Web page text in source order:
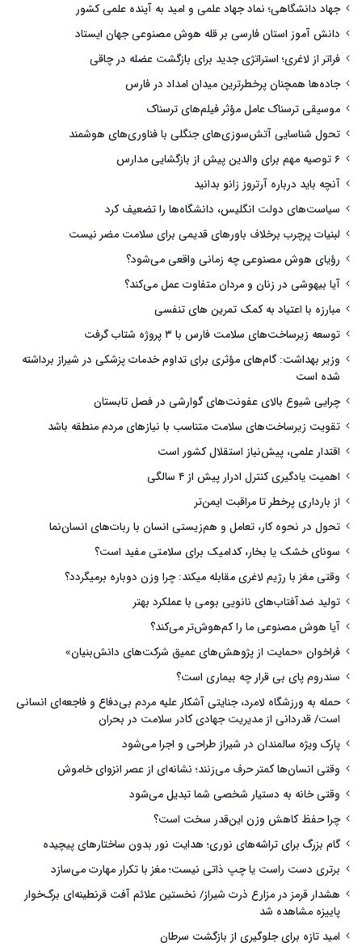
جهاد دانشگاهی؛ نماد جهاد علمی و امید به آینده علمی کشور
دانش آموز استان فارسی بر قله هوش مصنوعی جهان ایستاد
فراتر از لاغری؛ استراتژی جدید برای بازگشت عضله در چاقی
جاده‌ها همچنان پرخطرترین میدان امداد در فارس
موسیقی ترسناک عامل مؤثر فیلم‌های ترسناک
تحول شناسایی آتش‌سوزی‌های جنگلی با فناوری‌های هوشمند
۶ توصیه مهم برای والدین پیش از بازگشایی مدارس
آنچه باید درباره آرتروز زانو بدانید
سیاست‌های دولت انگلیس، دانشگاه‌ها را تضعیف کرد
لبنیات پرچرب برخلاف باورهای قدیمی برای سلامت مضر نیست
رؤیای هوش مصنوعی چه زمانی واقعی می‌شود؟
آیا بیهوشی در زنان و مردان متفاوت عمل می‌کند؟
مبارزه با اعتیاد به کمک تمرین های تنفسی
توسعه زیرساخت‌های سلامت فارس با ۳ پروژه شتاب گرفت
وزیر بهداشت: گام‌های مؤثری برای تداوم خدمات پزشکی در شیراز برداشته
شده است
چرایی شیوع بالای عفونت‌های گوارشی در فصل تابستان
تقویت زیرساخت‌های سلامت متناسب با نیازهای مردم منطقه باشد
اقتدار علمی، پیش‌نیاز استقلال کشور است
اهمیت یادگیری کنترل ادرار پیش از ۴ سالگی
از بارداری پرخطر تا مراقبت ایمن‌تر
تحول در نحوه کار، تعامل و هم‌زیستی انسان با ربات‌های انسان‌نما
سونای خشک یا بخار، کدامیک برای سلامتی مفید است؟
وقتی مغز با رژیم لاغری مقابله میکند: چرا وزن دوباره برمیگردد؟
تولید ضدآفتاب‌های نانویی بومی با عملکرد بهتر
آیا هوش مصنوعی ما را کم‌هوش‌تر می‌کند؟
فراخوان «حمایت از پژوهش‌های عمیق شرکت‌های دانش‌بنیان»
سندروم پای بی قرار چه بیماری است؟
حمله به ورزشگاه لامرد، جنایتی آشکار علیه مردم بی‌دفاع و فاجعه‌ای انسانی
است/ قدردانی از مدیریت جهادی کادر سلامت در بحران
پارک ویژه سالمندان در شیراز طراحی و اجرا می‌شود
وقتی انسان‌ها کمتر حرف می‌زنند؛ نشانه‌ای از عصر انزوای خاموش
وقتی خانه به دستیار شخصی شما تبدیل می‌شود
چرا حفظ کاهش وزن این‌قدر سخت است؟
گام بزرگ برای تراشه‌های نوری؛ هدایت نور بدون ساختارهای پیچیده
برتری دست راست یا چپ ذاتی نیست؛ مغز با تکرار مهارت می‌سازد
هشدار قرمز در مزارع ذرت شیراز/ نخستین علائم آفت قرنطینه‌ای برگ‌خوار
پاییزه مشاهده شد
امید تازه برای جلوگیری از بازگشت سرطان